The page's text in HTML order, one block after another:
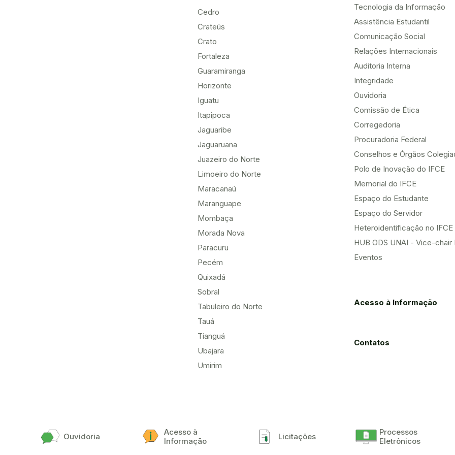
Cedro
Crateús
Crato
Fortaleza
Guaramiranga
Horizonte
Iguatu
Itapipoca
Jaguaribe
Jaguaruana
Juazeiro do Norte
Limoeiro do Norte
Maracanaú
Maranguape
Mombaça
Morada Nova
Paracuru
Pecém
Quixadá
Sobral
Tabuleiro do Norte
Tauá
Tianguá
Ubajara
Umirim
Tecnologia da Informação
Assistência Estudantil
Comunicação Social
Relações Internacionais
Auditoria Interna
Integridade
Ouvidoria
Comissão de Ética
Corregedoria
Procuradoria Federal
Conselhos e Órgãos
Polo de Inovação do IFCE
Memorial do IFCE
Espaço do Estudante
Espaço do Servidor
Heteroidentificação no IFCE
HUB ODS UNAI - Vice-chair
Eventos
Acesso à Informação
Contatos
Ouvidoria
Acesso à
Informação
Licitações
Processos
Eletrônicos